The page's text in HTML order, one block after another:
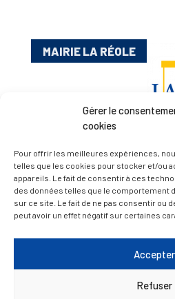
Gérer le
cookies
Pour offrir les meilleures expériences,
telles que les cookies pour stocker et/ou
appareils. Le fait de consentir à ces
des données telles que le comportement
sur ce site. Le fait de ne pas consentir ou
peut avoir un effet négatif sur certaines
Accepter
Refuser
MAIRIE LA RÉOLE
Esplanade
33 190 La
05 56 61 10
Du lundi au jeudi inclus :
17h00